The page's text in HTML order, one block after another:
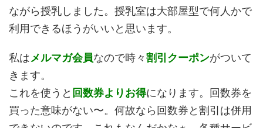
ながら授乳しました。授乳室は大部屋型で何人かで
利用できるほうがいいと思います。
私はメルマガ会員なので時々割引クーポンがついて
きます。
これを使うと 回数券よりお得になります。回数券を
買った意味がない〜。何故なら回数券と割引は併用